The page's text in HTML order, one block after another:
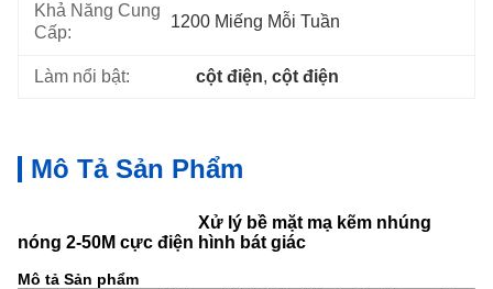
Khả Năng Cung
Cấp:
1200 Miếng Mỗi Tuần
Làm nổi bật: cột điện, cột điện
Mô Tả Sản Phẩm
Xử lý bề mặt mạ kẽm nhúng
nóng 2-50M cực điện hình bát giác
Mô tả Sản phẩm